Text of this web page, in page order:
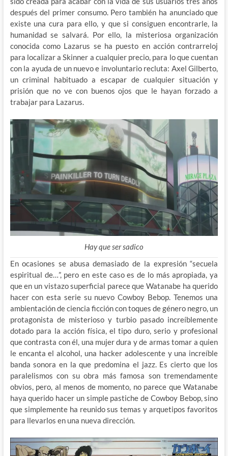
después del primer consumo. Pero también ha anunciado que
existe una cura para ello, y que si consiguen encontrarle, la
humanidad se salvará. Por ello, la misteriosa organización
conocida como Lazarus se ha puesto en acción contrarreloj
para localizar a Skinner a cualquier precio, para lo que cuentan
con la ayuda de un nuevo e involuntario recluta: Axel Gilberto,
un criminal habituado a escapar de cualquier situación y
prisión que no ve con buenos ojos que le hayan forzado a
trabajar para Lazarus.
Hay que ser sadico
En ocasiones se abusa demasiado de la expresión “secuela
espiritual de…”, pero en este caso es de lo más apropiada, ya
que en un vistazo superficial parece que Watanabe ha querido
hacer con esta serie su nuevo Cowboy Bebop. Tenemos una
ambientación de ciencia ficción con toques de género negro, un
protagonista de misterioso y turbio pasado increíblemente
dotado para la acción física, el tipo duro, serio y profesional
que contrasta con él, una mujer dura y de armas tomar a quien
le encanta el alcohol, una hacker adolescente y una increíble
banda sonora en la que predomina el jazz. Es cierto que los
paralelismos con su obra más famosa son tremendamente
obvios, pero, al menos de momento, no parece que Watanabe
haya querido hacer un simple pastiche de Cowboy Bebop, sino
que simplemente ha reunido sus temas y arquetipos favoritos
para llevarlos en una nueva dirección.